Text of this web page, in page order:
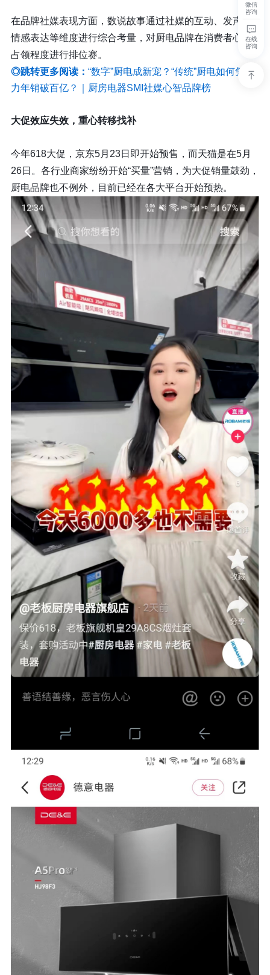
在品牌社媒表现方面，数说故事通过社媒的互动、发声、
情感表达等维度进行综合考量，对厨电品牌在消费者心智
占领程度进行排位赛。
◎跳转更多阅读： “数字”厨电成新宠？“传统”厨电如何凭实
力年销破百亿？｜厨房电器SMI社媒心智品牌榜
大促效应失效，重心转移找补
今年618大促，京东5月23日即开始预售，而天猫是在5月
26日。各行业商家纷纷开始“买量”营销，为大促销量鼓劲，
厨电品牌也不例外，目前已经在各大平台开始预热。
微信
咨询
在线
咨询